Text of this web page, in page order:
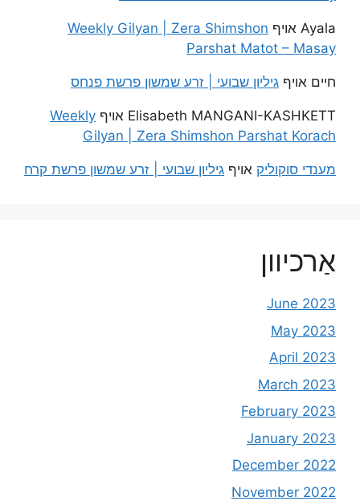
Ayala אויף Weekly Gilyan | Zera Shimshon
Parshat Matot – Masay
חיים אויף גיליון שבועי | זרע שמשון פרשת פנחס
Elisabeth MANGANI-KASHKETT אויף Weekly
Gilyan | Zera Shimshon Parshat Korach
מענדי סוקוליק אויף גיליון שבועי | זרע שמשון פרשת קרח
אַרכיוון
June 2023
May 2023
April 2023
March 2023
February 2023
January 2023
December 2022
November 2022